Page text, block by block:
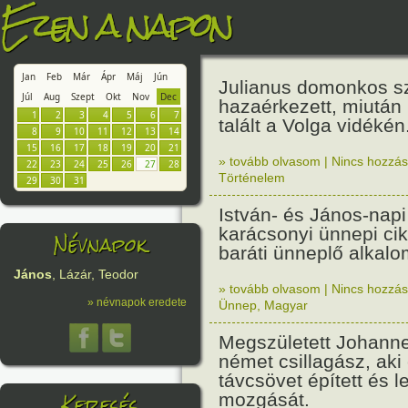
Ezen a napon
Jan Feb Már Ápr Máj
Jún
Júl
Aug Szept Okt Nov
Dec
1
2 3 4 5 6
7
8
9 10 11 12 13
14
15
16 17 18 19 20
21
22
23 24 25 26 27
28
29
30 31
Névnapok
János, Lázár, Teodor
» névnapok eredete
Julianus domonkos
hazaérkezett, miután
talált a Volga
» tovább olvasom | Nincs
Történelem
István- és János-
karácsonyi ünnepi
baráti ünneplő
» tovább olvasom | Nincs
Ünnep Magyar
Megszületett
német csillagász,
távcsövet épített és
mozgását.